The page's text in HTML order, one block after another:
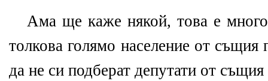
Ама ще каже някой, това е
толкова голямо население от същия
да не си подберат депутати от